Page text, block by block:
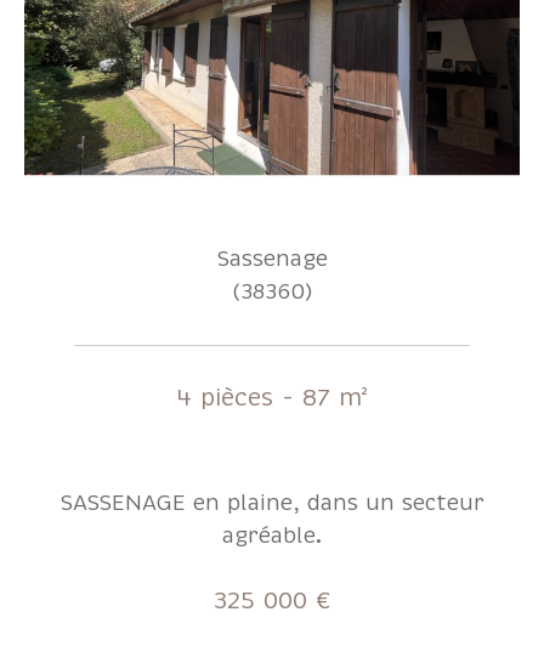
Sassenage
(38360)
4 pièces - 87 m²
SASSENAGE en plaine, dans un secteur
agréable.
325 000 €